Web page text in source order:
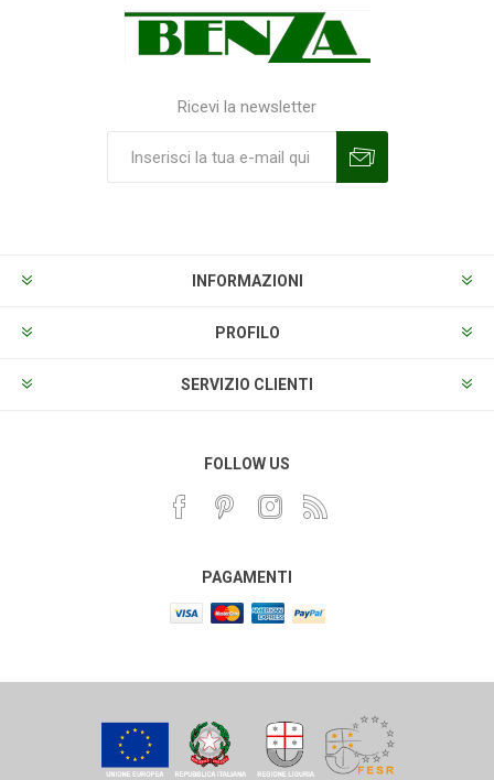
Ricevi la newsletter
INFORMAZIONI
PROFILO
SERVIZIO CLIENTI
FOLLOW US
PAGAMENTI